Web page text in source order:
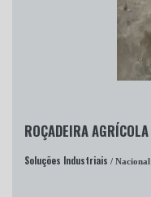
ROÇADEIRA AGRÍCOLA
Soluções Industriais / Nacional